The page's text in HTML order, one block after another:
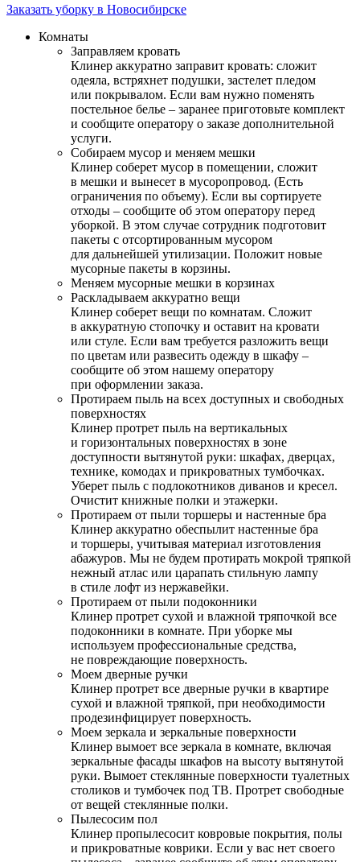
Заказать уборку в Новосибирске
Комнаты
Заправляем кровать
Клинер аккуратно заправит кровать: сложит
одеяла, встряхнет подушки, застелет пледом
или покрывалом. Если вам нужно поменять
постельное белье – заранее приготовьте комплект
и сообщите оператору о заказе дополнительной
услуги.
Собираем мусор и меняем мешки
Клинер соберет мусор в помещении, сложит
в мешки и вынесет в мусоропровод. (Есть
ограничения по объему). Если вы сортируете
отходы – сообщите об этом оператору перед
уборкой. В этом случае сотрудник подготовит
пакеты с отсортированным мусором
для дальнейшей утилизации. Положит новые
мусорные пакеты в корзины.
Меняем мусорные мешки в корзинах
Раскладываем аккуратно вещи
Клинер соберет вещи по комнатам. Сложит
в аккуратную стопочку и оставит на кровати
или стуле. Если вам требуется разложить вещи
по цветам или развесить одежду в шкафу –
сообщите об этом нашему оператору
при оформлении заказа.
Протираем пыль на всех доступных и свободных
поверхностях
Клинер протрет пыль на вертикальных
и горизонтальных поверхностях в зоне
доступности вытянутой руки: шкафах, дверцах,
технике, комодах и прикроватных тумбочках.
Уберет пыль с подлокотников диванов и кресел.
Очистит книжные полки и этажерки.
Протираем от пыли торшеры и настенные бра
Клинер аккуратно обеспылит настенные бра
и торшеры, учитывая материал изготовления
абажуров. Мы не будем протирать мокрой тряпкой
нежный атлас или царапать стильную лампу
в стиле лофт из нержавейки.
Протираем от пыли подоконники
Клинер протрет сухой и влажной тряпочкой все
подоконники в комнате. При уборке мы
используем профессиональные средства,
не повреждающие поверхность.
Моем дверные ручки
Клинер протрет все дверные ручки в квартире
сухой и влажной тряпкой, при необходимости
продезинфицирует поверхность.
Моем зеркала и зеркальные поверхности
Клинер вымоет все зеркала в комнате, включая
зеркальные фасады шкафов на высоту вытянутой
руки. Вымоет стеклянные поверхности туалетных
столиков и тумбочек под ТВ. Протрет свободные
от вещей стеклянные полки.
Пылесосим пол
Клинер пропылесосит ковровые покрытия, полы
и прикроватные коврики. Если у вас нет своего